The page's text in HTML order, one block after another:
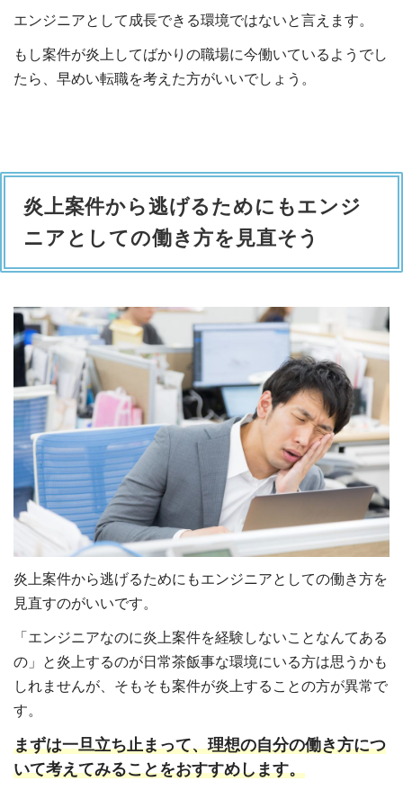
エンジニアとして成長できる環境ではないと言えます。
もし案件が炎上してばかりの職場に今働いているようでし
たら、早めい転職を考えた方がいいでしょう。
炎上案件から逃げるためにもエンジ
ニアとしての働き方を見直そう
炎上案件から逃げるためにもエンジニアとしての働き方を
見直すのがいいです。
「エンジニアなのに炎上案件を経験しないことなんてある
の」と炎上するのが日常茶飯事な環境にいる方は思うかも
しれませんが、そもそも案件が炎上することの方が異常で
す。
まずは一旦立ち止まって、理想の自分の働き方につ
いて考えてみることをおすすめします。